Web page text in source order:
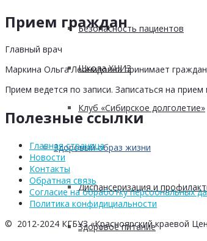
Безопасность пациентов
Школа ХНИЗ
Клуб «Сибирское долголетие»
Здоровый образ жизни
Диспансеризация и
Здоровое питание
Прием граждан
Главный врач
Маркина Ольга Леонидовна принимает
Прием ведется по записи. Записаться на
Полезные ссылки
Главная страница
Новости
Контакты
Обратная связь
Согласие на обработку персоональных
Политика конфидициальности
© 2012-2024 КГБУЗ «Красноярский краевой